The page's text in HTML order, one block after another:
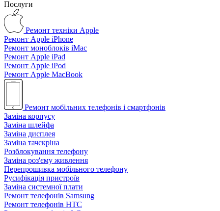
Послуги
Ремонт техніки Apple
Ремонт Apple iPhone
Ремонт моноблоків iMac
Ремонт Apple iPad
Ремонт Apple iPod
Ремонт Apple MacBook
Ремонт мобільних телефонів і смартфонів
Заміна корпусу
Заміна шлейфа
Заміна дисплея
Заміна тачскріна
Розблокування телефону
Заміна роз'єму живлення
Перепрошивка мобільного телефону
Русифікація пристроїв
Заміна системної плати
Ремонт телефонів Samsung
Ремонт телефонів HTC